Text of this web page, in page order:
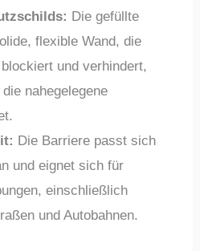
Die gefüllte
flexible Wand, die
und verhindert,
nahegelegene
Die Barriere passt sich
und eignet sich für
einschließlich
und Autobahnen.